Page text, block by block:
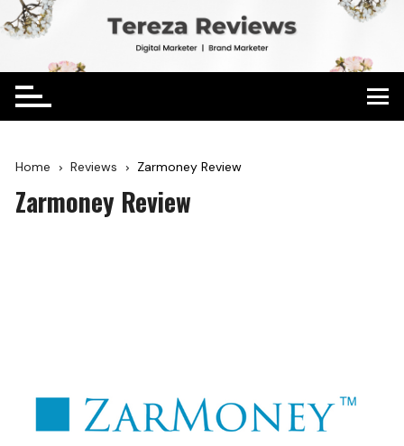
Home Reviews Zarmoney Review
Zarmoney Review